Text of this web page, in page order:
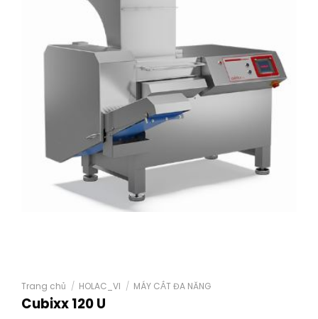
Trang chủ / HOLAC_VI / MÁY CẮT ĐA NĂNG
Cubixx 120 U